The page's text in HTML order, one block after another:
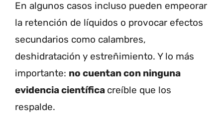
En algunos casos incluso pueden empeorar
la retención de líquidos o provocar efectos
secundarios como calambres,
deshidratación y estreñimiento. Y lo más
importante: no cuentan con ninguna
evidencia científica creíble que los
respalde.